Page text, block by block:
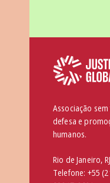
Associação
defesa e
humanos.
Rio de Janeiro,
Telefone: +55